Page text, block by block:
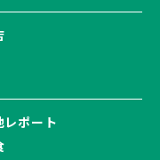
レポート